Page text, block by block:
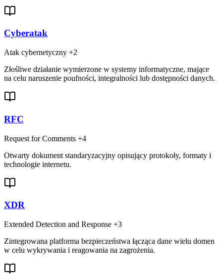
Cyberatak
Atak cybernetyczny +2
Złośliwe działanie wymierzone w systemy informatyczne, mające
na celu naruszenie poufności, integralności lub dostępności danych.
RFC
Request for Comments +4
Otwarty dokument standaryzacyjny opisujący protokoły, formaty i
technologie internetu.
XDR
Extended Detection and Response +3
Zintegrowana platforma bezpieczeństwa łącząca dane wielu domen
w celu wykrywania i reagowania na zagrożenia.